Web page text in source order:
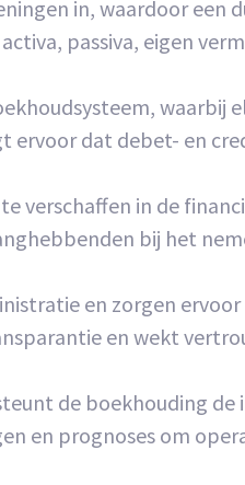
in, waardoor een
passiva, eigen
waarbij
ervoor dat debet- en
verschaffen in de
bij het
en zorgen
en wekt
de boekhouding
en prognoses om